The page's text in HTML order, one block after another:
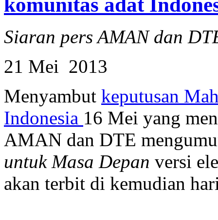
Siaran pers AMAN dan
21 Mei 2013
Menyambut keputusan
Indonesia 16 Mei yang
AMAN dan DTE
untuk Masa Depan versi
akan terbit di kemudian